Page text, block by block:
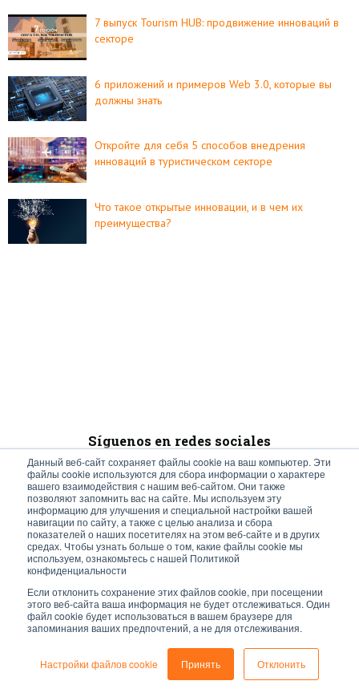
Данный веб-сайт сохраняет файлы cookie на ваш компьютер. Эти
файлы cookie используются для сбора информации о характере
вашего взаимодействия с нашим веб-сайтом. Они также
позволяют запомнить вас на сайте. Мы используем эту
информацию для улучшения и специальной настройки вашей
навигации по сайту, а также с целью анализа и сбора
показателей о наших посетителях на этом веб-сайте и в других
средах. Чтобы узнать больше о том, какие файлы cookie мы
используем, ознакомьтесь с нашей Политикой
конфиденциальности
Если отклонить сохранение этих файлов cookie, при посещении
этого веб-сайта ваша информация не будет отслеживаться. Один
файл cookie будет использоваться в вашем браузере для
запоминания ваших предпочтений, а не для отслеживания.
Настройки файлов cookie Принять Отклонить
7 выпуск Tourism HUB: продвижение инноваций в
секторе
6 приложений и примеров Web 3.0, которые вы
должны знать
Откройте для себя 5 способов внедрения
инноваций в туристическом секторе
Что такое открытые инновации, и в чем их
преимущества?
Síguenos en redes sociales
© Turismo y Planificación Costa del Sol S.L.U. Todos los Derechos
Reservados